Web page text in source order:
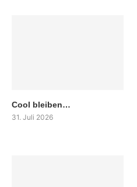
Cool bleiben…
31. Juli 2026